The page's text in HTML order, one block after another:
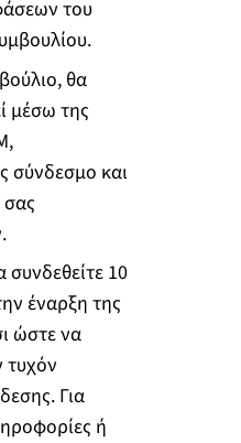
του
θα
μέσω της
σύνδεσμο και
10
έναρξη της
ώστε να
τυχόν
Για
ή